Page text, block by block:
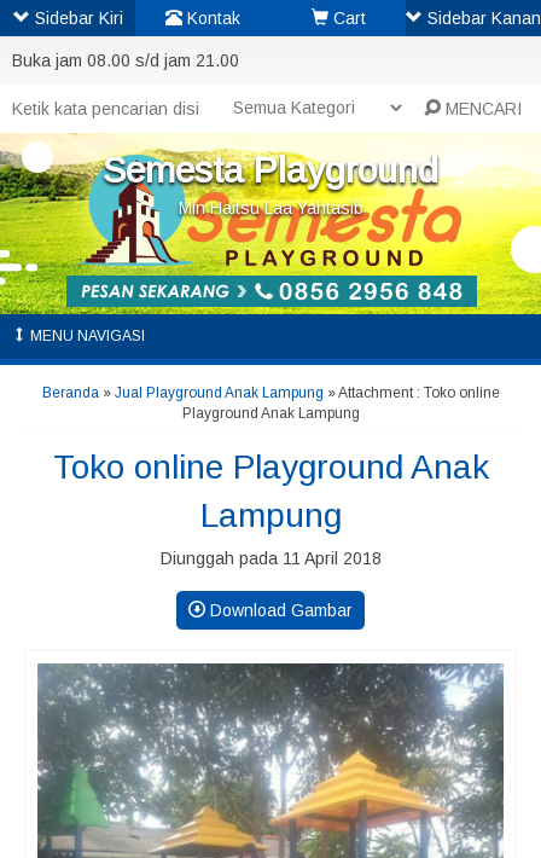
Buka jam 08.00 s/d jam 21.00
MENCARI
Semesta Playground
Min Haitsu Laa Yahtasib
MENU NAVIGASI
Beranda» Jual Playground Anak Lampung » Attachment : Toko online
Playground Anak Lampung
Toko online Playground Anak
Lampung
Diunggah pada 11 April 2018
Download Gambar
Sidebar Kiri Kontak Cart Sidebar Kanan